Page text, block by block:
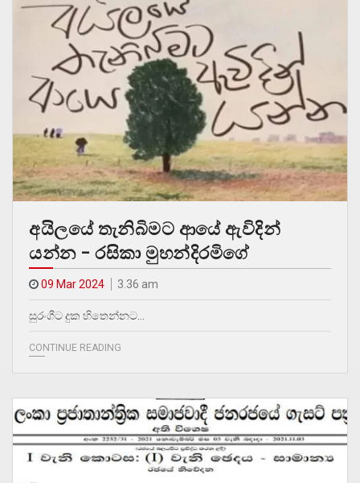
අයිලයේ තැනිබිමට ආයේ ඇවිදින්
යන්න – රසිකා මුහන්දිරමිගේ
09 Mar 2024 3.36 am
සුරංගීට දුක හිතෙන්නට…
CONTINUE READING